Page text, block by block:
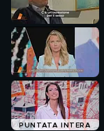
PUNTATA INTERA